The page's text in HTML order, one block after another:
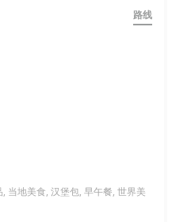
路线
当地美食, 汉堡包, 早午餐, 世界美